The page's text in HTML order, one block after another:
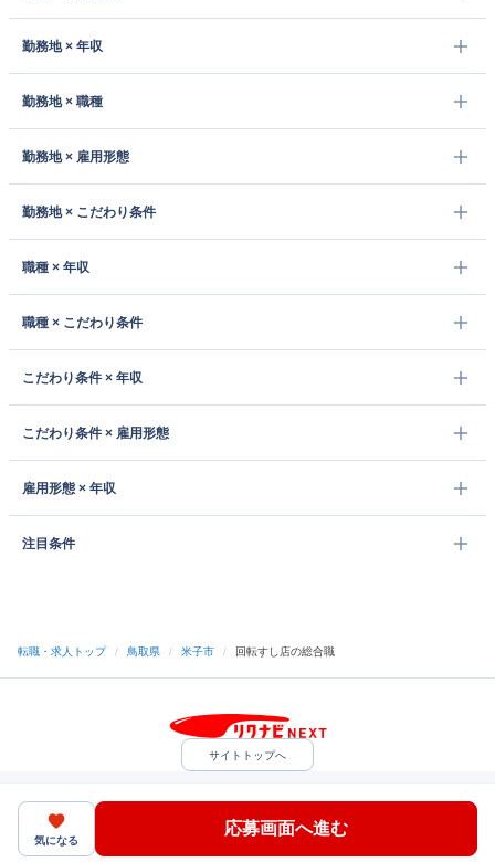
勤務地 × 年収
勤務地 × 職種
勤務地 × 雇用形態
勤務地 × こだわり条件
職種 × 年収
職種 × こだわり条件
こだわり条件 × 年収
こだわり条件 × 雇用形態
雇用形態 × 年収
注目条件
転職・求人トップ / 鳥取県 / 米子市 / 回転すし店の総合職
気になる
応募画面へ進む
サイトトップへ
中途採用をご検討の企業様
ヘルプ・お問い合わせ
（C）Indeed Inc.